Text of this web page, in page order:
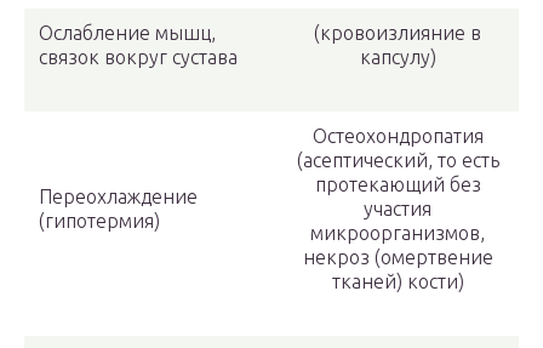
Ослабление мышц,
связок вокруг сустава
(кровоизлияние в
капсулу)
Переохлаждение
(гипотермия)
Остеохондропатия
(асептический, то есть
протекающий без
участия
микроорганизмов,
некроз (омертвение
тканей) кости)